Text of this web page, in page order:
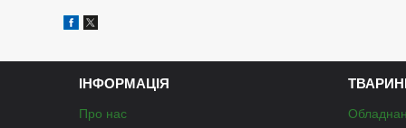
ІНФОРМАЦІЯ
Про нас